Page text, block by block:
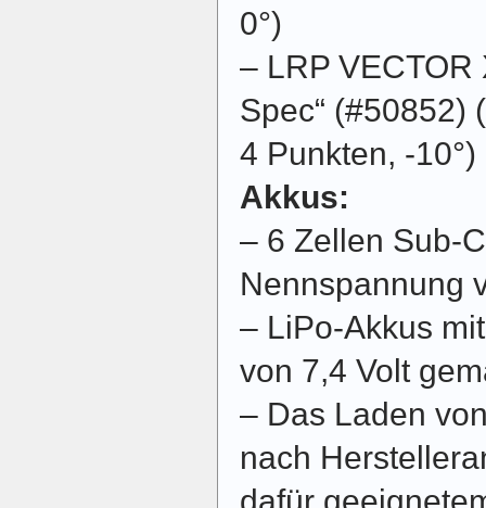
0°)
– LRP VECTOR
Spec“ (#50852)
4 Punkten, -10°)
Akkus:
– 6 Zellen Sub-
Nennspannung
– LiPo-Akkus
von 7,4 Volt
– Das Laden
nach